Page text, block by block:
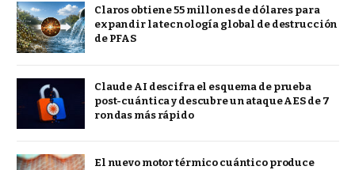
Claros obtiene 55 millones de dólares para
expandir la tecnología global de destrucción
de PFAS
Claude AI descifra el esquema de prueba
post-cuántica y descubre un ataque AES de 7
rondas más rápido
El nuevo motor térmico cuántico produce